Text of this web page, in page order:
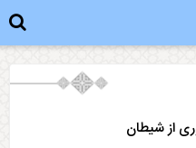
از شیطان